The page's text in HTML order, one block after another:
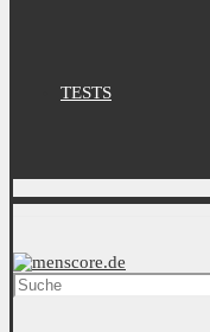
TESTS